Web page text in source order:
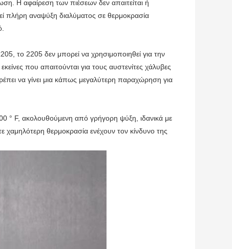
Η αφαίρεση των πιέσεων δεν απαιτείται ή
πλήρη αναψύξη διαλύματος σε θερμοκρασία
το 2205 δεν μπορεί να χρησιμοποιηθεί για την
που απαιτούνται για τους αυστενίτες χάλυβες
να γίνει μια κάπως μεγαλύτερη παραχώρηση για
° F, ακολουθούμενη από γρήγορη ψύξη, ιδανικά με
θερμοκρασία ενέχουν τον κίνδυνο της